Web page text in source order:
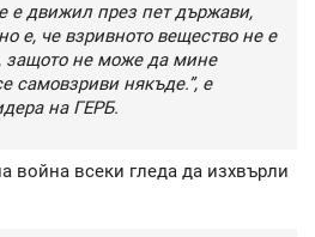
е движил през пет държави,
е, че взривното вещество не е
защото не може да мине
самовзриви някъде.”, е
на ГЕРБ.
война всеки гледа да изхвърли